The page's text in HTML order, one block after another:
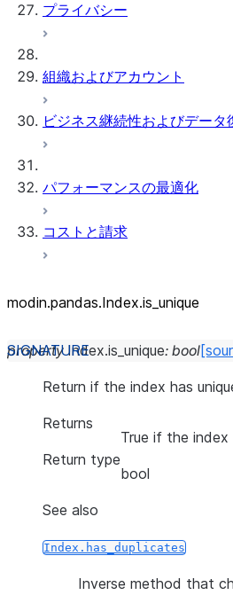
プライバシー
組織およびアカウント
ビジネス継続性およびデータ
パフォーマンスの最適化
コストと請求
modin.pandas.Index.is_unique
property Index.is_unique: bool
Return if the index has
Returns
True if the index
Return type
bool
See also
Index.has_duplicates
Inverse method that